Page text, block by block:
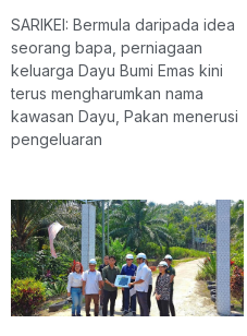
SARIKEI: Bermula daripada idea
seorang bapa, perniagaan
keluarga Dayu Bumi Emas kini
terus mengharumkan nama
kawasan Dayu, Pakan menerusi
pengeluaran